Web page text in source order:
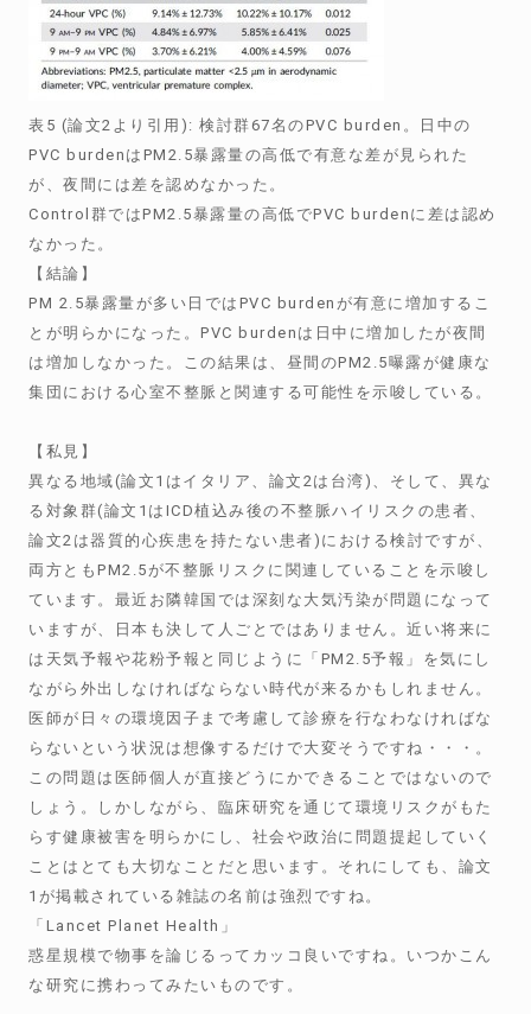
表5 (論文2より引用): 検討群67名のPVC burden。日中の
PVC burdenはPM2.5暴露量の高低で有意な差が見られた
が、夜間には差を認めなかった。
Control群ではPM2.5暴露量の高低でPVC burdenに差は認め
なかった。
【結論】
PM 2.5暴露量が多い日ではPVC burdenが有意に増加するこ
とが明らかになった。PVC burdenは日中に増加したが夜間
は増加しなかった。この結果は、昼間のPM2.5曝露が健康な
集団における心室不整脈と関連する可能性を示唆している。
【私見】
異なる地域(論文1はイタリア、論文2は台湾)、そして、異な
る対象群(論文1はICD植込み後の不整脈ハイリスクの患者、
論文2は器質的心疾患を持たない患者)における検討ですが、
両方ともPM2.5が不整脈リスクに関連していることを示唆し
ています。最近お隣韓国では深刻な大気汚染が問題になって
いますが、日本も決して人ごとではありません。近い将来に
は天気予報や花粉予報と同じように「PM2.5予報」を気にし
ながら外出しなければならない時代が来るかもしれません。
医師が日々の環境因子まで考慮して診療を行なわなければな
らないという状況は想像するだけで大変そうですね・・・。
この問題は医師個人が直接どうにかできることではないので
しょう。しかしながら、臨床研究を通じて環境リスクがもた
らす健康被害を明らかにし、社会や政治に問題提起していく
ことはとても大切なことだと思います。それにしても、論文
1が掲載されている雑誌の名前は強烈ですね。
「Lancet Planet Health」
惑星規模で物事を論じるってカッコ良いですね。いつかこん
な研究に携わってみたいものです。